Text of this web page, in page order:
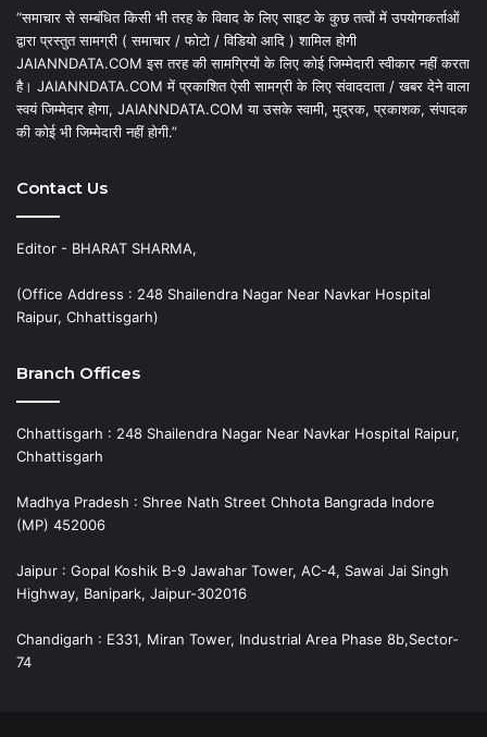
“समाचार से सम्बंधित किसी भी तरह के विवाद के लिए साइट के कुछ तत्वों में उपयोगकर्ताओं
द्वारा प्रस्तुत सामग्री ( समाचार / फोटो / विडियो आदि ) शामिल होगी
JAIANNDATA.COM इस तरह की सामग्रियों के लिए कोई जिम्मेदारी स्वीकार नहीं करता
है। JAIANNDATA.COM में प्रकाशित ऐसी सामग्री के लिए संवाददाता / खबर देने वाला
स्वयं जिम्मेदार होगा, JAIANNDATA.COM या उसके स्वामी, मुद्रक, प्रकाशक, संपादक
की कोई भी जिम्मेदारी नहीं होगी.”
Contact Us
Editor - BHARAT SHARMA,
(Office Address : 248 Shailendra Nagar Near Navkar Hospital
Raipur, Chhattisgarh)
Branch Offices
Chhattisgarh : 248 Shailendra Nagar Near Navkar Hospital Raipur,
Chhattisgarh
Madhya Pradesh : Shree Nath Street Chhota Bangrada Indore
(MP) 452006
Jaipur : Gopal Koshik B-9 Jawahar Tower, AC-4, Sawai Jai Singh
Highway, Banipark, Jaipur-302016
Chandigarh : E331, Miran Tower, Industrial Area Phase 8b,Sector-
74